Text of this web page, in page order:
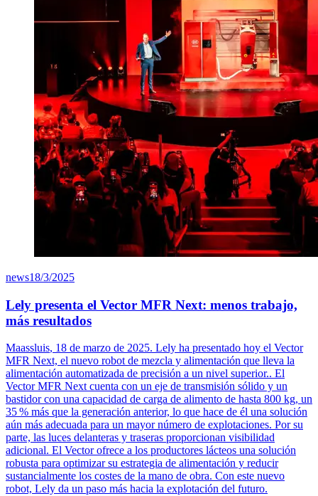
news18/3/2025
Lely presenta el Vector MFR Next: menos trabajo,
más resultados
Maassluis, 18 de marzo de 2025. Lely ha presentado hoy el Vector
MFR Next, el nuevo robot de mezcla y alimentación que lleva la
alimentación automatizada de precisión a un nivel superior.. El
Vector MFR Next cuenta con un eje de transmisión sólido y un
bastidor con una capacidad de carga de alimento de hasta 800 kg, un
35% más que la generación anterior, lo que hace de él una solución
aún más adecuada para un mayor número de explotaciones. Por su
parte, las luces delanteras y traseras proporcionan visibilidad
adicional. El Vector ofrece a los productores lácteos una solución
robusta para optimizar su estrategia de alimentación y reducir
sustancialmente los costes de la mano de obra. Con este nuevo
robot, Lely da un paso más hacia la explotación del futuro.